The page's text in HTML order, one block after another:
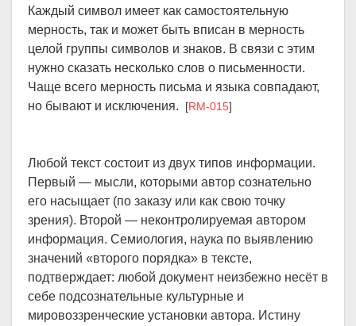
Каждый символ имеет как самостоятельную
мерность, так и может быть вписан в мерность
целой группы символов и знаков. В связи с этим
нужно сказать несколько слов о письменности.
Чаще всего мерность письма и языка совпадают,
но бывают и исключения. [RM-015]
Любой текст состоит из двух типов информации.
Первый — мысли, которыми автор сознательно
его насыщает (по заказу или как свою точку
зрения). Второй — неконтролируемая автором
информация. Семиология, наука по выявлению
значений «второго порядка» в тексте,
подтверждает: любой документ неизбежно несёт в
себе подсознательные культурные и
мировоззренческие установки автора. Истину